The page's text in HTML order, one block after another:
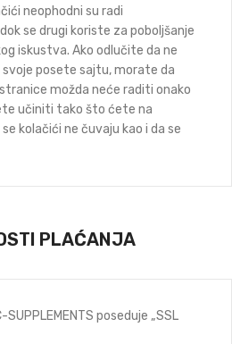
neophodni su radi
se drugi koriste za poboljšanje
iskustva. Ako odlučite da ne
posete sajtu, morate da
možda neće raditi onako
učiniti tako što ćete na
kolačići ne čuvaju kao i da se
PLAĆANJA
poseduje „SSL